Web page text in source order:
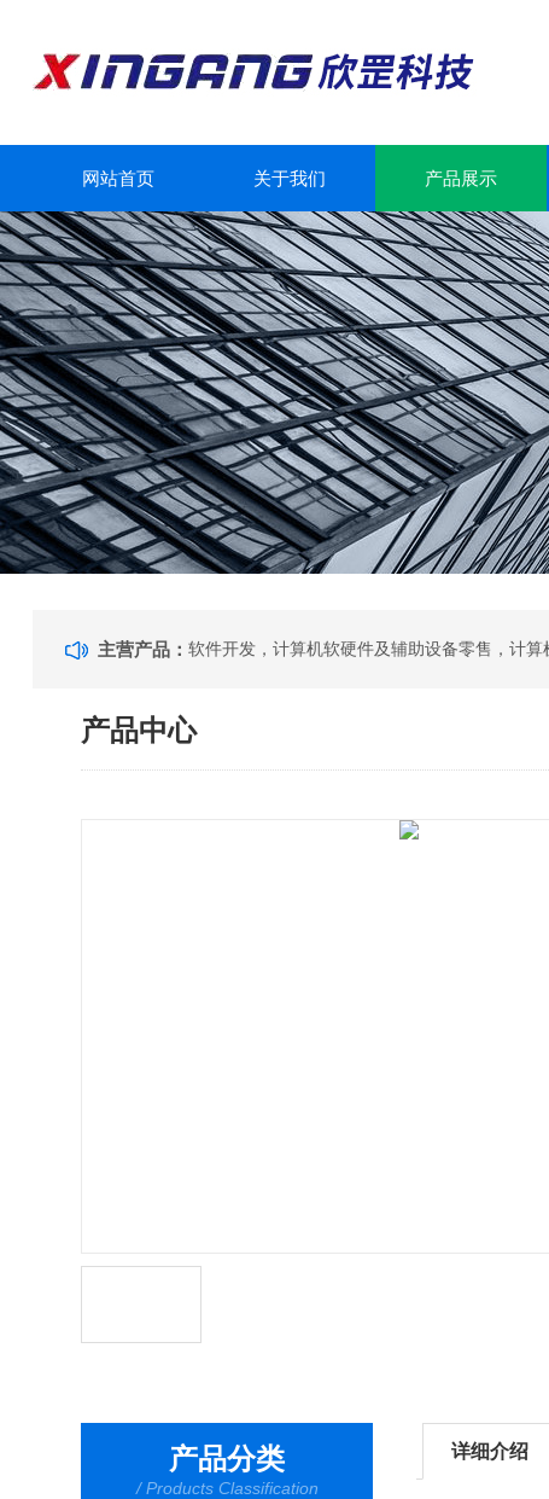
网站首页 关于我们 产品展示
主营产品：
产品中心
产品分类
/ Products Classification
详细介绍